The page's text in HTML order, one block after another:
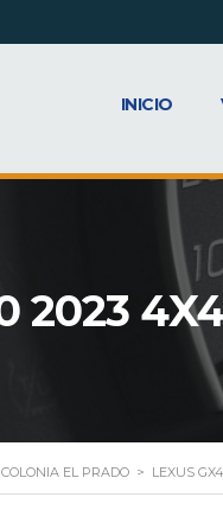
INICIO
2023
EL PRADO > LEXUS